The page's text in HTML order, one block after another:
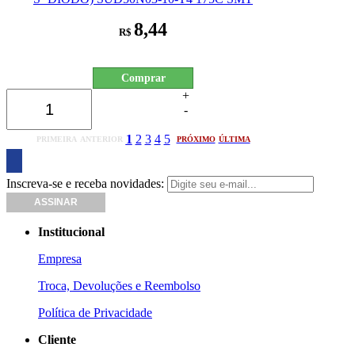
R$ 8,44
Comprar
+
-
PRIMEIRA ANTERIOR 1 2 3 4 5 PRÓXIMO ÚLTIMA
Inscreva-se e receba novidades:
Institucional
Empresa
Troca, Devoluções e Reembolso
Política de Privacidade
Cliente